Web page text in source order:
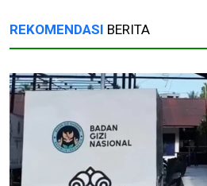
REKOMENDASI BERITA